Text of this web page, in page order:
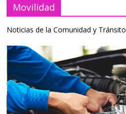
Movilidad
Noticias de la Comunidad y Tránsito